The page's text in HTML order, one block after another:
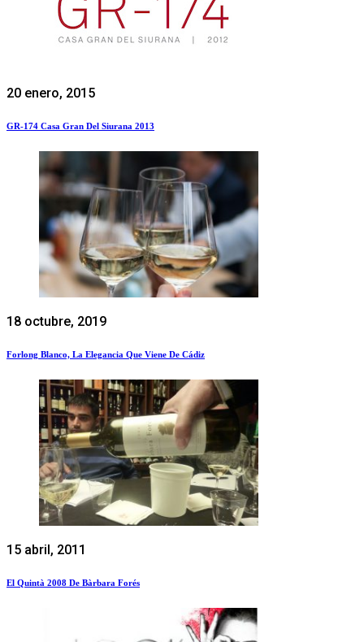
20 enero, 2015
GR-174 Casa Gran Del Siurana 2013
18 octubre, 2019
Forlong Blanco, La Elegancia Que Viene De Cádiz
15 abril, 2011
El Quintà 2008 De Bàrbara Forés